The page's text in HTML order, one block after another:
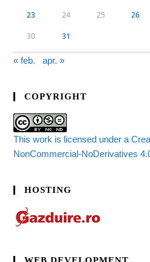
23 24 25 26
30 31
« feb. apr. »
COPYRIGHT
This work is licensed under a
NonCommercial-NoDerivatives
HOSTING